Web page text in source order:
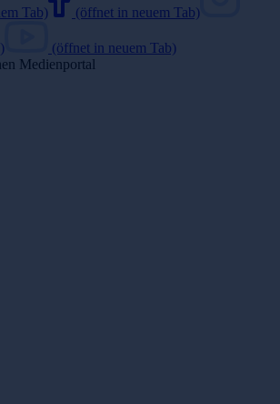
Tab) (öffnet in neuem Tab)
(öffnet in neuem Tab)
Medienportal